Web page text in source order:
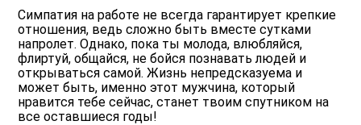
Симпатия на работе не всегда гарантирует крепкие
отношения, ведь сложно быть вместе сутками
напролет. Однако, пока ты молода, влюбляйся,
флиртуй, общайся, не бойся познавать людей и
открываться самой. Жизнь непредсказуема и
может быть, именно этот мужчина, который
нравится тебе сейчас, станет твоим спутником на
все оставшиеся годы!